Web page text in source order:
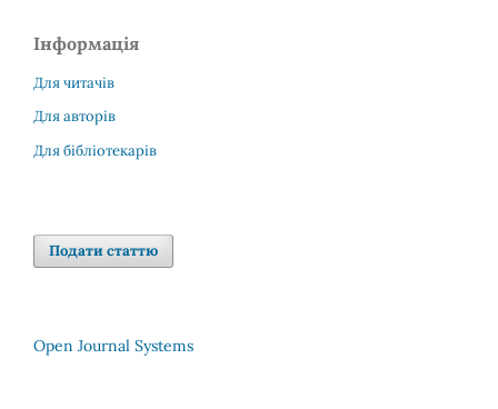
Інформація
Для читачів
Для авторів
Для бібліотекарів
Подати статтю
Open Journal Systems